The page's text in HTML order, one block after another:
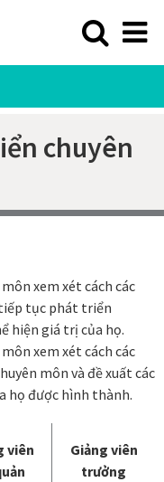
chuyên
xem xét cách các
tục phát triển
hiện giá trị của họ.
xem xét cách các
môn và đề xuất các
họ được hình thành.
viên
Giảng viên
trưởng